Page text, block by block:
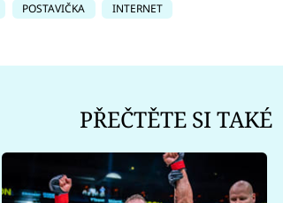
POSTAVIČKA INTERNET
PŘEČTĚTE SI TAKÉ